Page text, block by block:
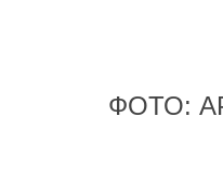
ФОТО: